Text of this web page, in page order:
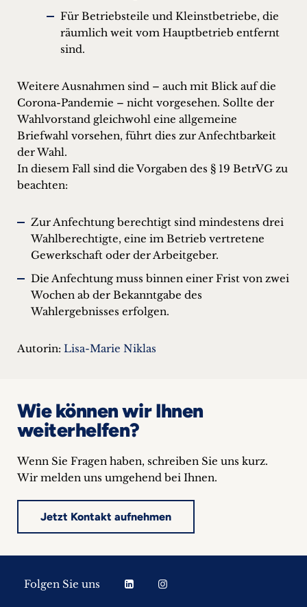
Für Betriebsteile und Kleinstbetriebe, die
räumlich weit vom Hauptbetrieb entfernt
sind.
Weitere Ausnahmen sind – auch mit Blick auf die
Corona-Pandemie – nicht vorgesehen. Sollte der
Wahlvorstand gleichwohl eine allgemeine
Briefwahl vorsehen, führt dies zur Anfechtbarkeit
der Wahl.
In diesem Fall sind die Vorgaben des § 19 BetrVG zu
beachten:
Zur Anfechtung berechtigt sind mindestens drei
Wahlberechtigte, eine im Betrieb vertretene
Gewerkschaft oder der Arbeitgeber.
Die Anfechtung muss binnen einer Frist von zwei
Wochen ab der Bekanntgabe des
Wahlergebnisses erfolgen.
Autorin: Lisa-Marie Niklas
Wie können wir Ihnen
weiterhelfen?
Wenn Sie Fragen haben, schreiben Sie uns kurz.
Wir melden uns umgehend bei Ihnen.
Jetzt Kontakt aufnehmen
Folgen Sie uns